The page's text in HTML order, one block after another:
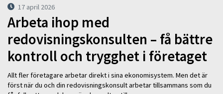
17 april 2026
Arbeta ihop med
redovisningskonsulten – få bättre
kontroll och trygghet i företaget
Allt fler företagare arbetar direkt i sina ekonomisystem. Men det är
först när du och din redovisningskonsult arbetar tillsammans som du